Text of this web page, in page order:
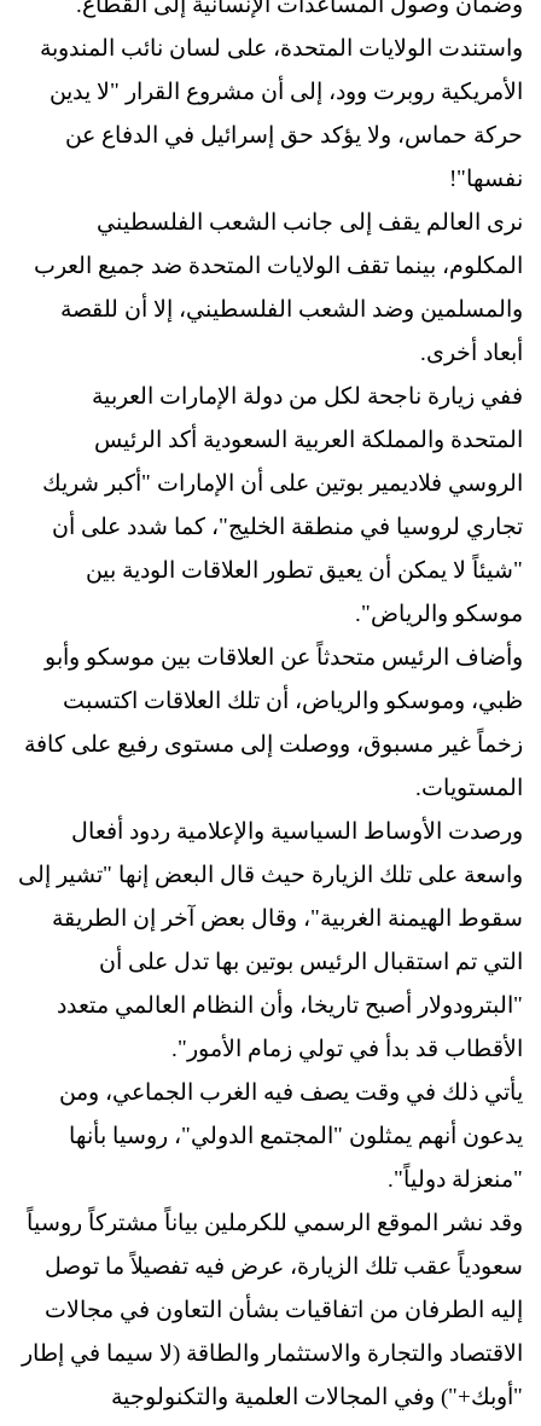
واستندت الولايات المتحدة، على لسان نائب المندوبة
الأمريكية روبرت وود، إلى أن مشروع القرار "لا يدين
حركة حماس، ولا يؤكد حق إسرائيل في الدفاع عن
نفسها"!
نرى العالم يقف إلى جانب الشعب الفلسطيني
المكلوم، بينما تقف الولايات المتحدة ضد جميع العرب
والمسلمين وضد الشعب الفلسطيني، إلا أن للقصة
أبعاد أخرى.
ففي زيارة ناجحة لكل من دولة الإمارات العربية
المتحدة والمملكة العربية السعودية أكد الرئيس
الروسي فلاديمير بوتين على أن الإمارات "أكبر شريك
تجاري لروسيا في منطقة الخليج"، كما شدد على أن
"شيئاً لا يمكن أن يعيق تطور العلاقات الودية بين
موسكو والرياض".
وأضاف الرئيس متحدثاً عن العلاقات بين موسكو وأبو
ظبي، وموسكو والرياض، أن تلك العلاقات اكتسبت
زخماً غير مسبوق، ووصلت إلى مستوى رفيع على كافة
المستويات.
ورصدت الأوساط السياسية والإعلامية ردود أفعال
واسعة على تلك الزيارة حيث قال البعض إنها "تشير إلى
سقوط الهيمنة الغربية"، وقال بعض آخر إن الطريقة
التي تم استقبال الرئيس بوتين بها تدل على أن
"البترودولار أصبح تاريخا، وأن النظام العالمي متعدد
الأقطاب قد بدأ في تولي زمام الأمور".
يأتي ذلك في وقت يصف فيه الغرب الجماعي، ومن
يدعون أنهم يمثلون "المجتمع الدولي"، روسيا بأنها
"منعزلة دولياً".
وقد نشر الموقع الرسمي للكرملين بياناً مشتركاً روسياً
سعودياً عقب تلك الزيارة، عرض فيه تفصيلاً ما توصل
إليه الطرفان من اتفاقيات بشأن التعاون في مجالات
الاقتصاد والتجارة والاستثمار والطاقة (لا سيما في إطار
"أوبك+") وفي المجالات العلمية والتكنولوجية